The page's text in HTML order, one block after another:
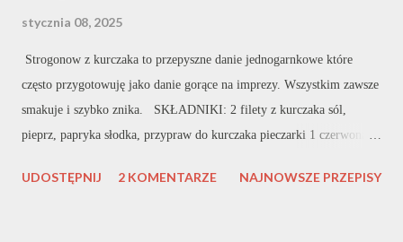
stycznia 08, 2025
Strogonow z kurczaka to przepyszne danie jednogarnkowe które
często przygotowuję jako danie gorące na imprezy. Wszystkim zawsze
smakuje i szybko znika. SKŁADNIKI: 2 filety z kurczaka sól,
pieprz, papryka słodka, przypraw do kurczaka pieczarki 1 czerwona
bulionu 1 mały słoiczek przecieru pomidorowego 1 cebula ok. 2
UDOSTĘPNIJ 2 KOMENTARZE NAJNOWSZE PRZEPISY